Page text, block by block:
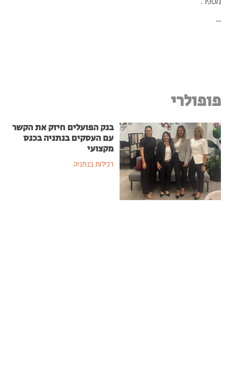
--
פופולרי
בנק הפועלים חיזק את הקשר
עם העסקים בנתניה בכנס
מקצועי
רכילות בנתניה